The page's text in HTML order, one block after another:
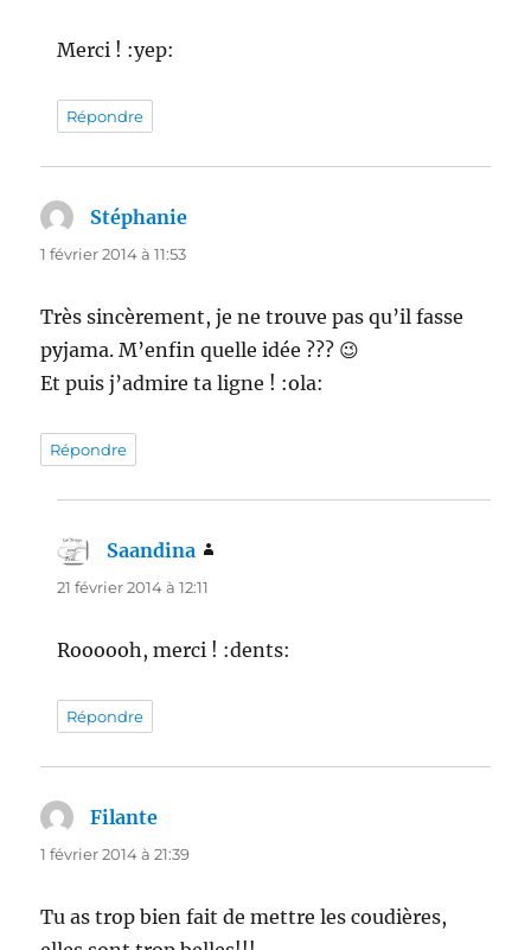
Merci ! :yep:
Répondre
Stéphanie
1 février 2014 à 11:53
Très sincèrement, je ne trouve pas qu’il fasse
pyjama. M’enfin quelle idée ??? 😉
Et puis j’admire ta ligne ! :ola:
Répondre
Saandina
21 février 2014 à 12:11
Roooooh, merci ! :dents:
Répondre
Filante
1 février 2014 à 21:39
Tu as trop bien fait de mettre les coudières,